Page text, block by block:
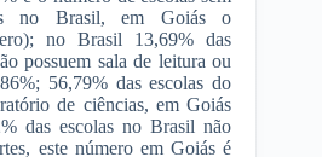
no Brasil, em Goiás o
no Brasil 13,69% das
possuem sala de leitura ou
56,79% das escolas do
de ciências, em Goiás
das escolas no Brasil não
este número em Goiás é